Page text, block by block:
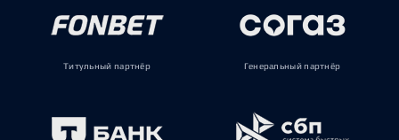
Титульный партнёр Генеральный партнёр